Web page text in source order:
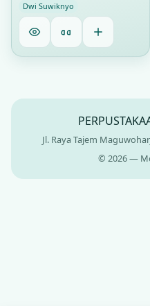
Dwi Suwiknyo
Jl. Raya Tajem
© 2026 —